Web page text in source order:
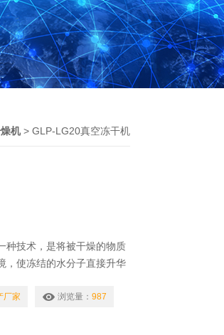
机> GLP-LG20真空冻干机
种技术，是将被干燥的物质
，使冻结的水分子直接升华
厂家 浏览量： 987